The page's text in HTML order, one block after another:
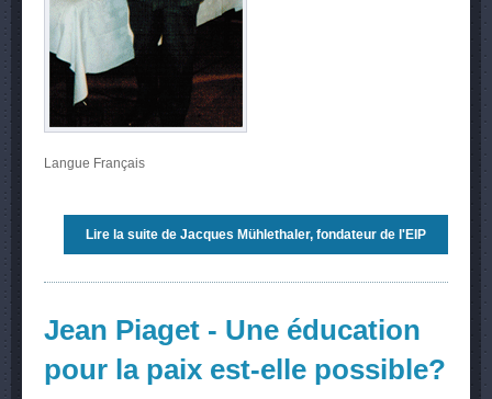
Langue Français
Lire la suite de Jacques Mühlethaler, fondateur de l'EIP
Jean Piaget - Une éducation
pour la paix est-elle possible?